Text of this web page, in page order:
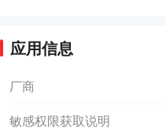
应用信息
厂商
敏感权限获取说明